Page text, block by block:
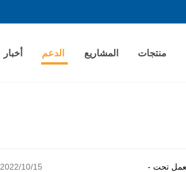
منتجات المشاريع الدعم أخبار
2022/10/15